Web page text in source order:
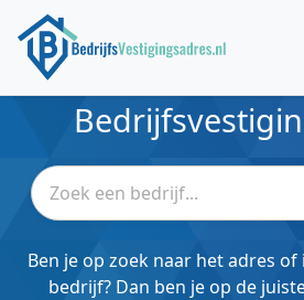
Ben je op zoek naar het adres
bedrijf? Dan ben je op de